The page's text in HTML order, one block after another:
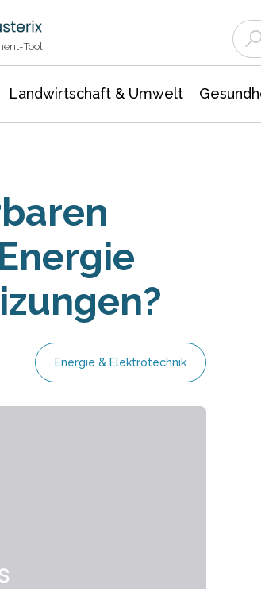
Tool
Landwirtschaft & Umwelt
Energie & Elektrotechnik